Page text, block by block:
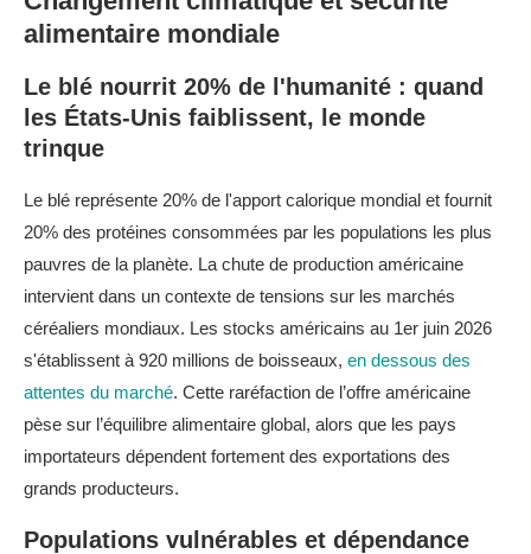
alimentaire mondiale
Le blé nourrit 20% de l'humanité : quand
les États-Unis faiblissent, le monde
trinque
Le blé représente 20% de l'apport calorique mondial et fournit
20% des protéines consommées par les populations les plus
pauvres de la planète. La chute de production américaine
intervient dans un contexte de tensions sur les marchés
céréaliers mondiaux. Les stocks américains au 1er juin 2026
s'établissent à 920 millions de boisseaux, en dessous des
attentes du marché. Cette raréfaction de l’offre américaine
pèse sur l’équilibre alimentaire global, alors que les pays
importateurs dépendent fortement des exportations des
grands producteurs.
Populations vulnérables et dépendance